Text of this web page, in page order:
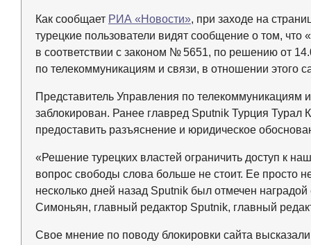
Как сообщает РИА «Новости», при заходе на
турецкие пользователи видят сообщение о том, что
в соответствии с законом № 5651, по решению от
по телекоммуникациям и связи, в отношении этого
Представитель Управления по телекоммуникациям
заблокирован. Ранее главред Sputnik Турция
предоставить разъяснение и юридическое
«Решение турецких властей ограничить доступ к
вопрос свободы слова больше не стоит. Ее просто
несколько дней назад Sputnik был отмечен
Симоньян, главный редактор Sputnik, главный
Свое мнение по поводу блокировки сайта